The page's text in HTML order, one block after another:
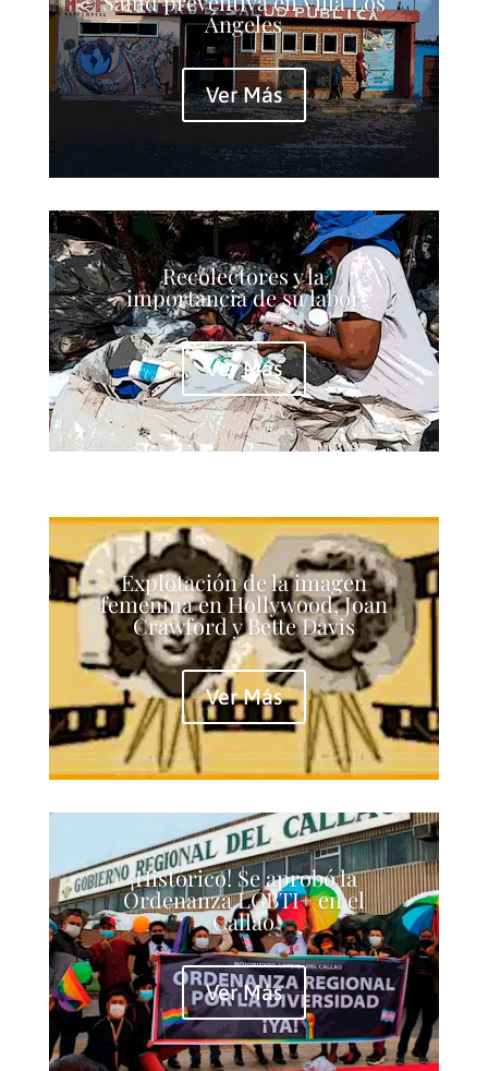
Ángeles
Ver Más
Recolectores y la
importancia de su labor
Ver Más
Explotación de la imagen
femenina en Hollywood, Joan
Crawford y Bette Davis
Ver Más
¡Histórico! Se aprobó la
Ordenanza LGBTI+ en el
Callao
Ver Más